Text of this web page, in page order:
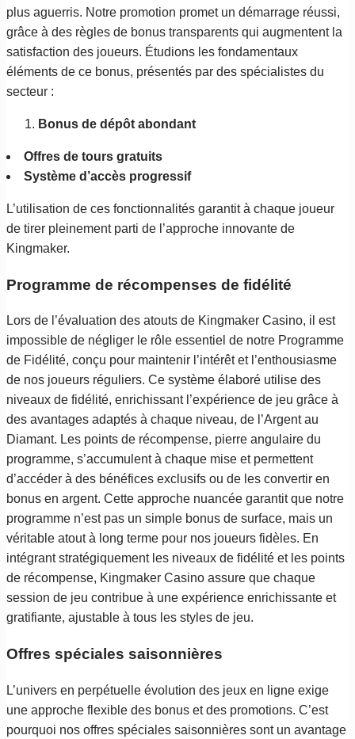
plus aguerris. Notre promotion promet un démarrage réussi,
grâce à des règles de bonus transparents qui augmentent la
satisfaction des joueurs. Étudions les fondamentaux
éléments de ce bonus, présentés par des spécialistes du
secteur :
Bonus de dépôt abondant
Offres de tours gratuits
Système d’accès progressif
L’utilisation de ces fonctionnalités garantit à chaque joueur
de tirer pleinement parti de l’approche innovante de
Kingmaker.
Programme de récompenses de fidélité
Lors de l’évaluation des atouts de Kingmaker Casino, il est
impossible de négliger le rôle essentiel de notre Programme
de Fidélité, conçu pour maintenir l’intérêt et l’enthousiasme
de nos joueurs réguliers. Ce système élaboré utilise des
niveaux de fidélité, enrichissant l’expérience de jeu grâce à
des avantages adaptés à chaque niveau, de l’Argent au
Diamant. Les points de récompense, pierre angulaire du
programme, s’accumulent à chaque mise et permettent
d’accéder à des bénéfices exclusifs ou de les convertir en
bonus en argent. Cette approche nuancée garantit que notre
programme n’est pas un simple bonus de surface, mais un
véritable atout à long terme pour nos joueurs fidèles. En
intégrant stratégiquement les niveaux de fidélité et les points
de récompense, Kingmaker Casino assure que chaque
session de jeu contribue à une expérience enrichissante et
gratifiante, ajustable à tous les styles de jeu.
Offres spéciales saisonnières
L’univers en perpétuelle évolution des jeux en ligne exige
une approche flexible des bonus et des promotions. C’est
pourquoi nos offres spéciales saisonnières sont un avantage